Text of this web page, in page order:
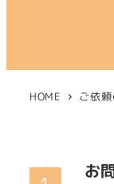
HOME ご依
お